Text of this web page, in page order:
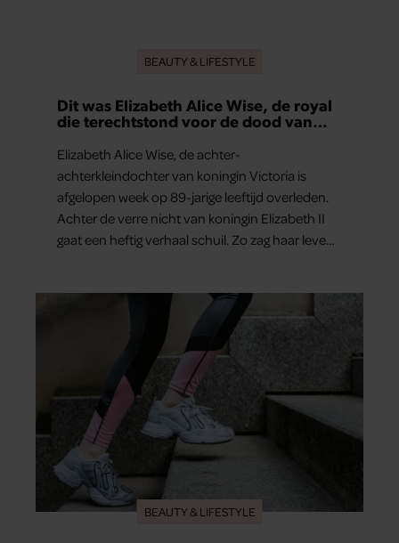
BEAUTY & LIFESTYLE
Dit was Elizabeth Alice Wise, de royal
die terechtstond voor de dood van
Elizabeth Alice Wise, de achter-
achterkleindochter van koningin Victoria is
afgelopen week op 89-jarige leeftijd overleden.
Achter de verre nicht van koningin Elizabeth II
gaat een heftig verhaal schuil. Zo zag haar leven
BEAUTY & LIFESTYLE